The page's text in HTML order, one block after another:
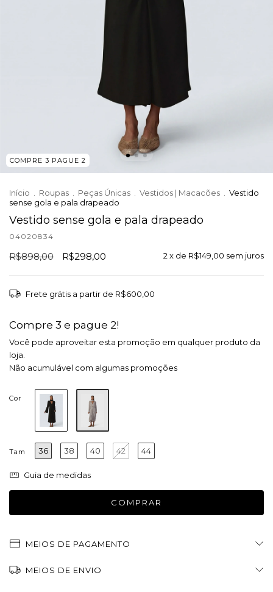
COMPRE 3 PAGUE 2
Início Roupas Peças Únicas Vestidos | Macacões
Vestido
sense gola e pala drapeado
Vestido sense gola e pala drapeado
04020834
R$898,00 R$298,00 2 x de R$149,00 sem juros
Frete grátis a partir de R$600,00
Compre 3 e pague 2!
Você pode aproveitar esta promoção em qualquer produto da
loja.
Não acumulável com algumas promoções
Cor
Tam 36 38 40 42 44
Guia de medidas
MEIOS DE PAGAMENTO
MEIOS DE ENVIO